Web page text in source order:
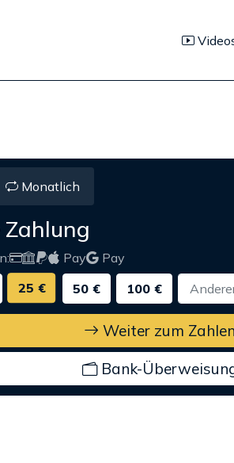
Monatlich
Zahlung
Pay
Pay
25 € 50 € 100 €
Weiter zum Zahlen
Bank-